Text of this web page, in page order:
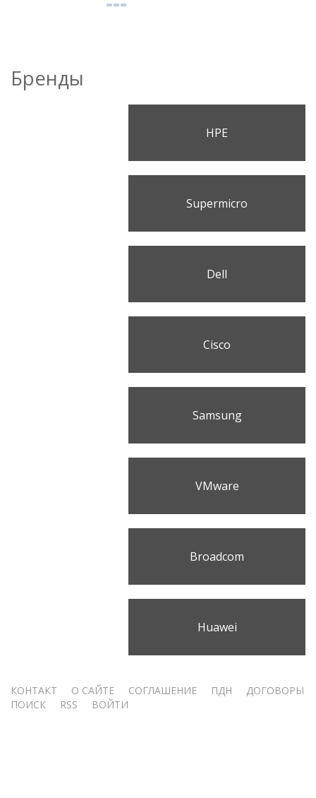
Бренды
HPE
Supermicro
Dell
Cisco
Samsung
VMware
Broadcom
Huawei
Меню
КОНТАКТ О САЙТЕ СОГЛАШЕНИЕ ПДН
ДОГОВОРЫ
ПОИСК
RSS ВОЙТИ